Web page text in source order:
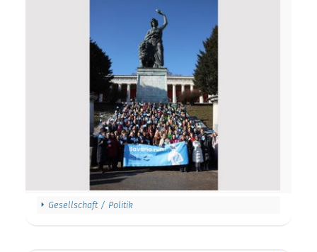
Gesellschaft / Politik